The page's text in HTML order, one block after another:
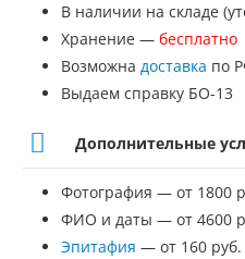
В наличии на складе
Хранение — бесплатно
Возможна доставка по
Выдаем справку БО-13
Дополнительные
Фотография — от 1800
ФИО и даты — от 4600
Эпитафия — от 160 руб.